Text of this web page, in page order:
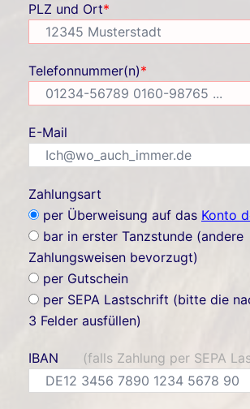
PLZ und Ort*
Telefonnummer(n)*
E-Mail
Zahlungsart
per Überweisung auf das Konto
bar in erster Tanzstunde (andere
Zahlungsweisen bevorzugt)
per Gutschein
per SEPA Lastschrift (bitte die
3 Felder ausfüllen)
IBAN (falls Zahlung per SEPA